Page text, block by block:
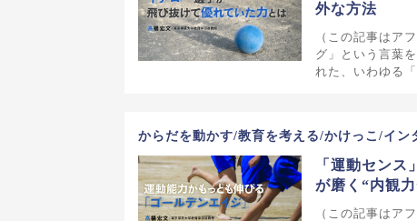
外な方法
（この記事はア
グ」という言葉
れた、いわゆる
からだを動かす/教育を考える/かけっこ/イ
「運動セン
が磨く“内観
（この記事はア